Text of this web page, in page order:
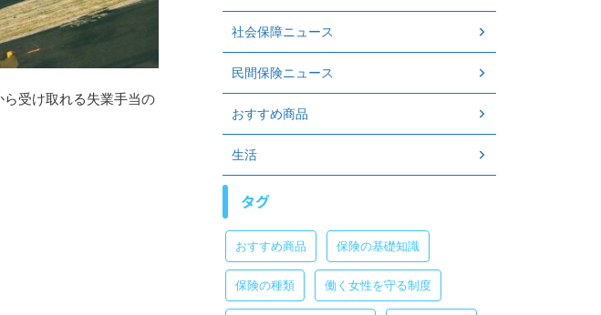
受け取れる失業手当の
社会保障ニュース
民間保険ニュース
おすすめ商品
生活
タグ
おすすめ商品 保険の基礎知識
保険の種類 働く女性を守る制度